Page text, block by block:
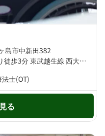
島市中新田382
東武越生線 一本松駅より徒歩3分 東武越生線 西大家駅より徒歩19分
士(OT)
る